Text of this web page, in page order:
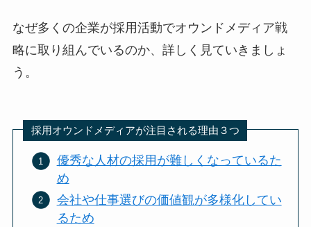
なぜ多くの企業が採用活動でオウンドメディア戦
略に取り組んでいるのか、詳しく見ていきましょ
う。
採用オウンドメディアが注目される理由３つ
優秀な人材の採用が難しくなっているた
め
会社や仕事選びの価値観が多様化してい
るため